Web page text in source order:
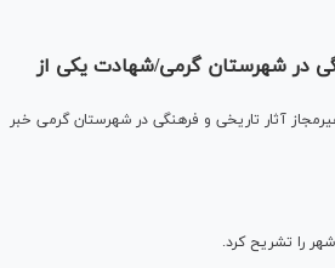
فرهنگی در شهرستان گرمی/شهادت یکی از
دستگیری ۲ نفر از عوامل اصلی حفاری غیرمجاز آثار تاریخی و فرهنگی در شهرستان گرمی خبر
را تشریح کرد.